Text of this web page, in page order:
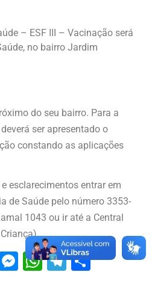
– ESF III – Vacinação será
no bairro Jardim
do seu bairro. Para a
ser apresentado o
constando as aplicações
esclarecimentos entrar em
de Saúde pelo número 3353-
1043 ou ir até a Central
Messenger
WhatsApp
Telegram
Share